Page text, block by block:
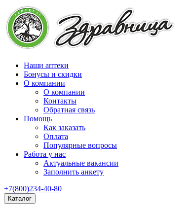
Наши аптеки
Бонусы и скидки
О компании
О компании
Контакты
Обратная связь
Помощь
Как заказать
Оплата
Популярные вопросы
Работа у нас
Актуальные вакансии
Заполнить анкету
+7(800)234-40-80
Каталог